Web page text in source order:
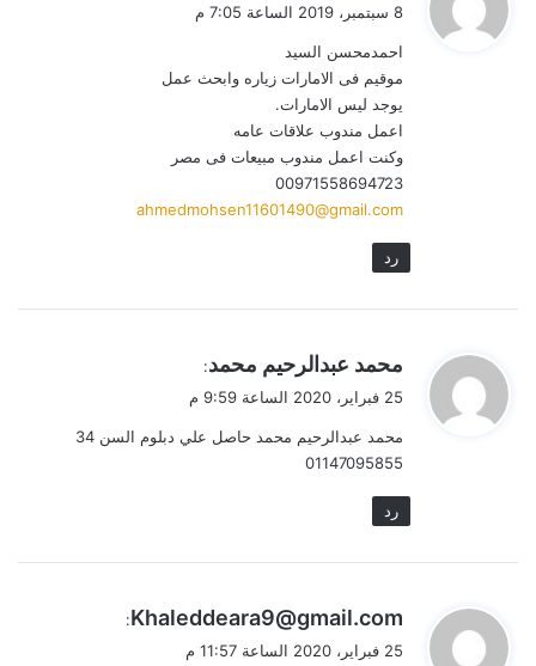
ل
8 سبتمبر، 2019 الساعة 7:05 م
احمدمحسن السيد
موقيم فى الامارات زياره وابحث عمل
يوجد ليس الامارات.
اعمل مندوب علاقات عامه
وكنت اعمل مندوب مبيعات فى مصر
00971558694723
ahmedmohsen11601490@gmail.com
رد
ل
محمد عبدالرحيم محمد:
25 فبراير، 2020 الساعة 9:59 م
محمد عبدالرحيم محمد حاصل علي دبلوم السن 34
01147095855
رد
يKhaleddeara9@gmail.com
:
25 فبراير، 2020 الساعة 11:57 م